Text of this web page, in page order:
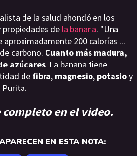
de la salud ahondó en los
de la banana. "Una
aproximadamente 200 calorías ...
carbono. Cuanto más madura,
azúcares. La banana tiene
de fibra, magnesio, potasioy
Purita.
en el video.
EN ESTA NOTA: